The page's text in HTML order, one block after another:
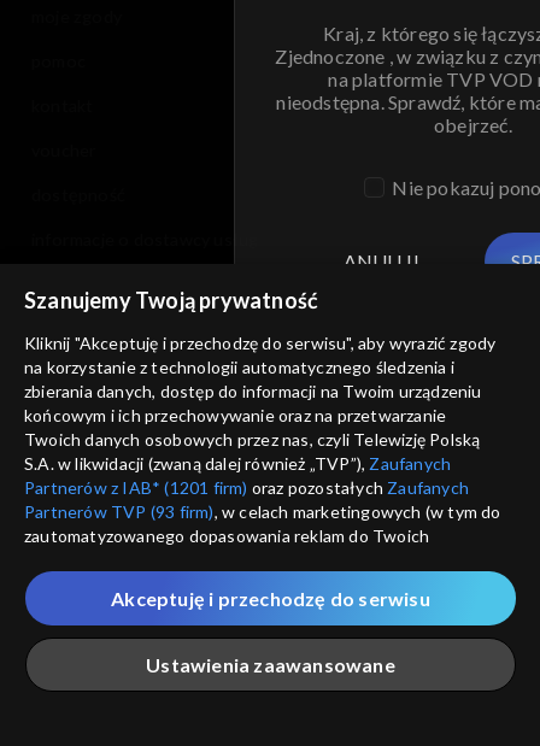
Kraj, z którego się
Zjednoczone , w związku z
na platformie TVP VOD
nieodstępna. Sprawdź, które
obejrzeć.
Nie pokazuj
ANULUJ
Szanujemy Twoją prywatność
Kliknij "Akceptuję i przechodzę do serwisu", aby wyrazić zgody
na korzystanie z technologii automatycznego śledzenia i
zbierania danych, dostęp do informacji na Twoim urządzeniu
końcowym i ich przechowywanie oraz na przetwarzanie
Twoich danych osobowych przez nas, czyli Telewizję Polską
S.A. w likwidacji (zwaną dalej również „TVP”), Zaufanych
Partnerów z IAB* (1201 firm) oraz pozostałych Zaufanych
Partnerów TVP (93 firm), w celach marketingowych (w tym do
zautomatyzowanego dopasowania reklam do Twoich
które wskazujemy poniżej, a także zgody na udostępnianie
przez nas identyfikatora PPID do Google.
Twoje dane osobowe zbierane podczas odwiedzania przez
Ciebie naszych
poszczególnych serwisówzwanych dalej
„Portalem”, w tym informacje zapisywane za pomocą
Ustawienia zaawansowane
Akceptuję i przechodzę do serwisu